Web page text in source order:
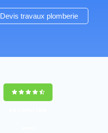
Devis travaux plomberie